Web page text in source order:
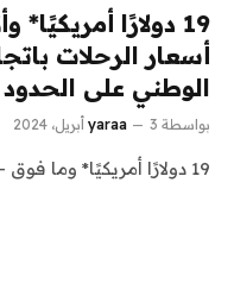
أسعار الرحلات
الوطني على الحدود
بواسطة yaraa 3 أبريل، 2024
19 دولارًا أمريكيًا* وما فوق —…